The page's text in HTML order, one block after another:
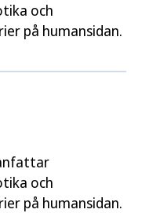
och
på humansidan.
och
på humansidan.